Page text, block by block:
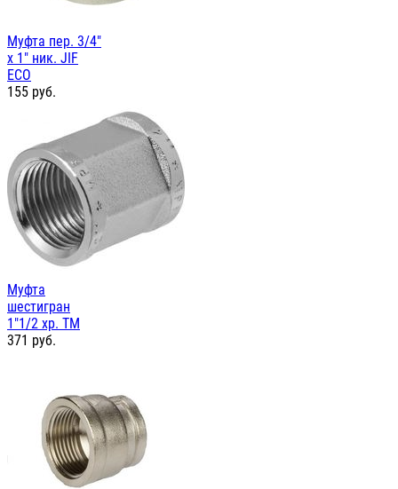
Муфта пер. 3/4"
х 1" ник. JIF
ЕСО
155 руб.
Муфта
шестигран
1"1/2 хр. TM
371 руб.